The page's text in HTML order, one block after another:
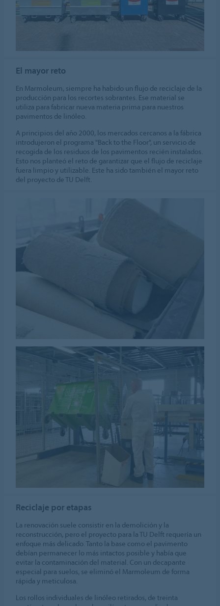
El mayor reto
En Marmoleum, siempre ha habido un flujo de reciclaje de la
producción para los recortes sobrantes. Ese material se
utiliza para fabricar nueva materia prima para nuestros
pavimentos de linóleo.
A principios del año 2000, los mercados cercanos a la fábrica
introdujeron el programa "Back to the Floor", un servicio de
recogida de los residuos de los pavimentos recién instalados.
Esto nos planteó el reto de garantizar que el flujo de reciclaje
fuera limpio y utilizable. Este ha sido también el mayor reto
del proyecto de TU Delft.
Reciclaje por etapas
La renovación suele consistir en la demolición y la
reconstrucción, pero el proyecto para la TU Delft requería un
enfoque más delicado. Tanto la base como el pavimento
debían permanecer lo más intactos posible y había que
evitar la contaminación del material. Con un decapante
especial para suelos, se eliminó el Marmoleum de forma
rápida y meticulosa.
Los rollos individuales de linóleo retirados, de treinta